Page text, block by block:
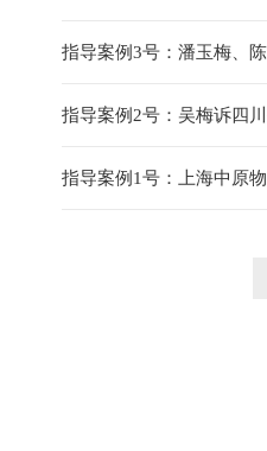
指导案例3号：潘玉梅、
指导案例2号：吴梅诉四
指导案例1号：上海中原